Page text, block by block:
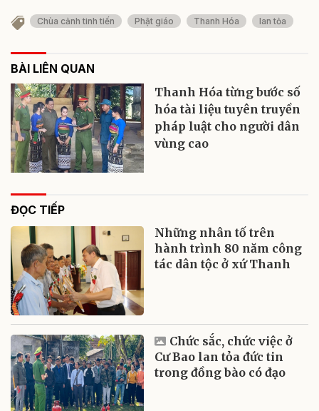
Chùa cảnh tinh tiến Phật giáo Thanh Hóa lan tỏa
BÀI LIÊN QUAN
Thanh Hóa từng bước số
hóa tài liệu tuyên truyền
pháp luật cho người dân
vùng cao
ĐỌC TIẾP
Những nhân tố trên
hành trình 80 năm công
tác dân tộc ở xứ Thanh
Chức sắc, chức việc ở
Cư Bao lan tỏa đức tin
trong đồng bào có đạo